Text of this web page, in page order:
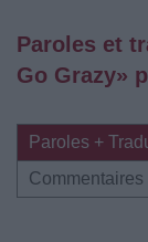
Paroles et
Go Grazy»
Paroles +
Commentaires